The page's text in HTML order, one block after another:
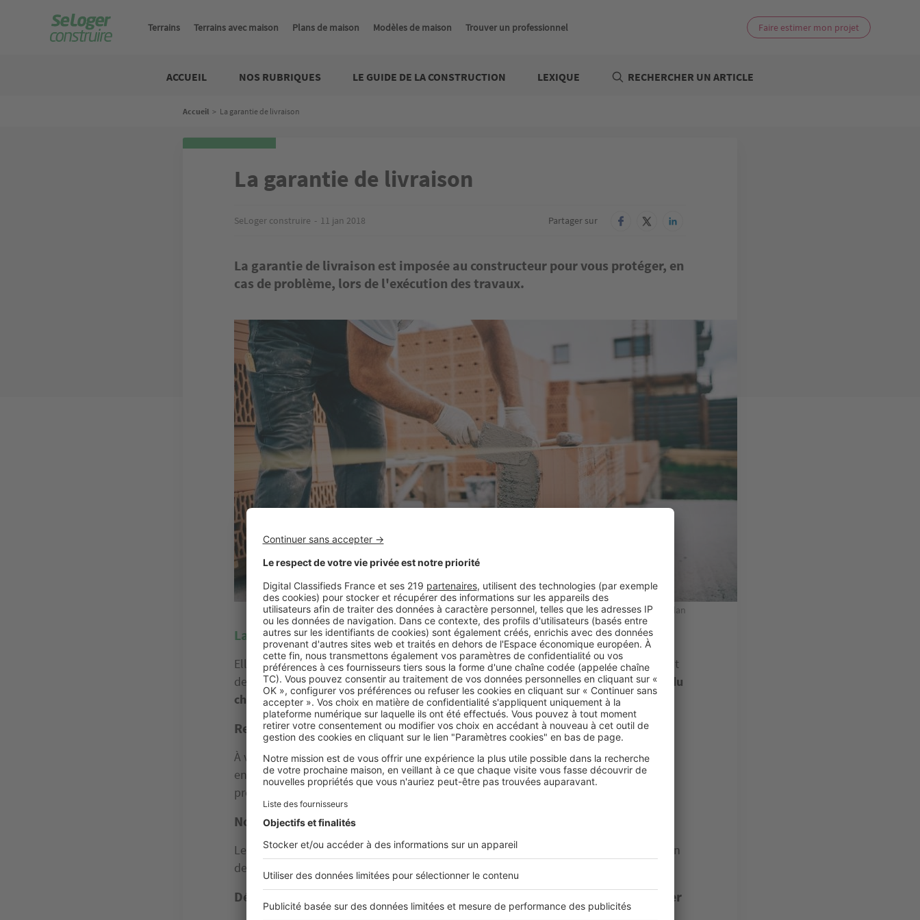
Terrains Terrains avec maison Plans de maison Modèles de maison Trouver un professionnel Faire estimer mon projet
ACCUEIL
NOS RUBRIQUES LE GUIDE DE LA CONSTRUCTION LEXIQUE RECHERCHER UN ARTICLE
Fil
Accueil > La garantie de livraison
La garantie de livraison
SeLoger construire 11 jan 2018 Partager sur
La garantie de livraison est imposée au constructeur pour vous protéger, en
cas de problème, lors de l'exécution des travaux.
Image
La garantie de livraison couvre les particuliers dès que le chantier démarre. © Hoda Bogdan
La garantie de livraison permet de vivre sereinement son projet
Elle est souscrite par le constructeur ou l’entrepreneur soit auprès d’un établissement
de crédit, soit auprès d’une compagnie d’assurance (le garant) etdémarre au début du
chantier. La garantie de livraison peut être activée dans les situations suivantes :
Retard en cours de chantier
À votre demande, le garant met le constructeur en demeure de faire face à ses
engagements. Sans effet dans les 15 jours, le garant doit désigner un autre
professionnel pour poursuivre le chantier.
Non-exécution des travaux
Les travaux ont fait l’objet de réserves de votre part dans le procès-verbal de réception
de la maison.
Dépôt de bilan ou procédure judiciaire du constructeur en cours de chantier